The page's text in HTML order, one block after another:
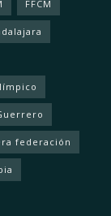
FFCM
federación